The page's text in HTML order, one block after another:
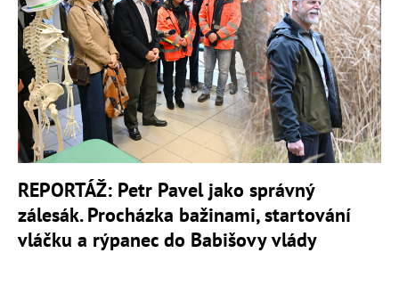
REPORTÁŽ: Petr Pavel jako správný
zálesák. Procházka bažinami, startování
vláčku a rýpanec do Babišovy vlády